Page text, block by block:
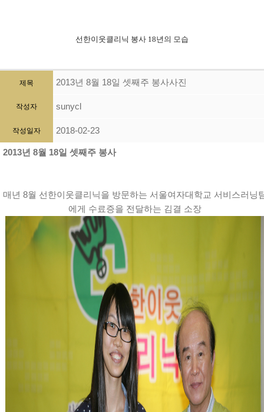
선한이웃클리닉 봉사 18년의 모습
제목 2013년 8월 18일 셋째주 봉사사진
작성자 sunycl
작성일자 2018-02-23
2013년 8월 18일 셋째주 봉사
매년 8월 선한이웃클리닉을 방문하는 서울여자대학교 서비스러닝
에게 수료증을 전달하는 김결 소장